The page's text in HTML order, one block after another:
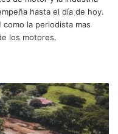
hasta el día de hoy.
como la periodista mas
los motores.